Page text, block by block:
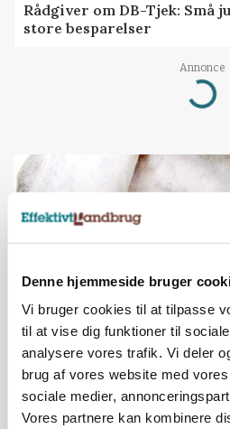
Denne hjemmeside bruger
Vi bruger cookies til at tilpasse
til at vise dig funktioner til
analysere vores trafik. Vi deler
brug af vores website med
sociale medier,
Vores partnere kan kombinere
Rådgiver om DB-Tjek: Små
store besparelser
Annonce
Loading...
MARKED
Russisk mælkepris dykker